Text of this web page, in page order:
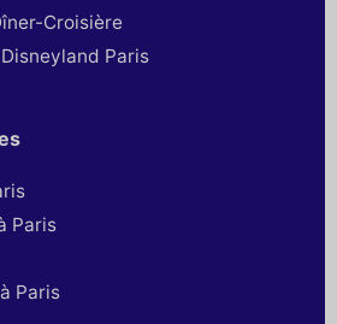
Croisière
Paris
Paris
Paris